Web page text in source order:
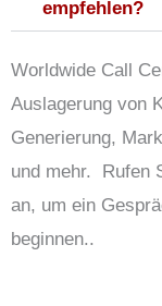
empfehlen?
Worldwide Call
Auslagerung von
Generierung,
und mehr. Rufen
an, um ein
beginnen..